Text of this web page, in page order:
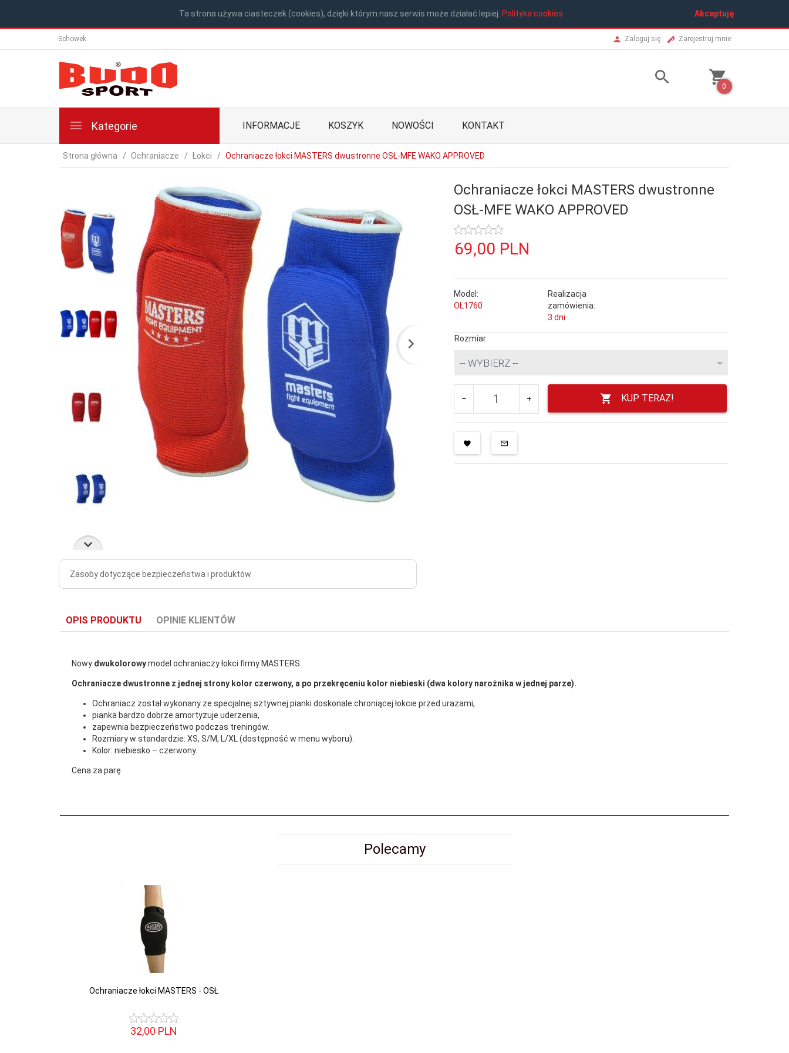
Ta strona używa ciasteczek (cookies), dzięki którym nasz serwis może działać lepiej. Polityka cookies Akceptuję
Schowek Zaloguj się Zarejestruj mnie
0
Kategorie INFORMACJE KOSZYK NOWOŚCI KONTAKT
Strona główna Ochraniacze Łokci Ochraniacze łokci MASTERS dwustronne OSŁ-MFE WAKO APPROVED
Zasoby dotyczące bezpieczeństwa i produktów
Ochraniacze łokci MASTERS dwustronne
OSŁ-MFE WAKO APPROVED
69,00 PLN
Model:
OŁ1760
Realizacja
zamówienia:
3 dni
Rozmiar:
-- WYBIERZ --
KUP TERAZ!
OPIS PRODUKTU OPINIE KLIENTÓW
Nowy dwukolorowymodel ochraniaczy łokci firmy MASTERS.
Ochraniacze dwustronne z jednej strony kolor czerwony, a po przekręceniu kolor niebieski (dwa kolory narożnika w jednej parze).
Ochraniacz został wykonany ze specjalnej sztywnej pianki doskonale chroniącej łokcie przed urazami,
pianka bardzo dobrze amortyzuje uderzenia,
zapewnia bezpieczeństwo podczas treningów.
Rozmiary w standardzie: XS, S/M, L/XL (dostępność w menu wyboru).
Kolor: niebiesko – czerwony.
Cena za parę
Polecamy
Ochraniacze łokci MASTERS - OSŁ
32,00 PLN